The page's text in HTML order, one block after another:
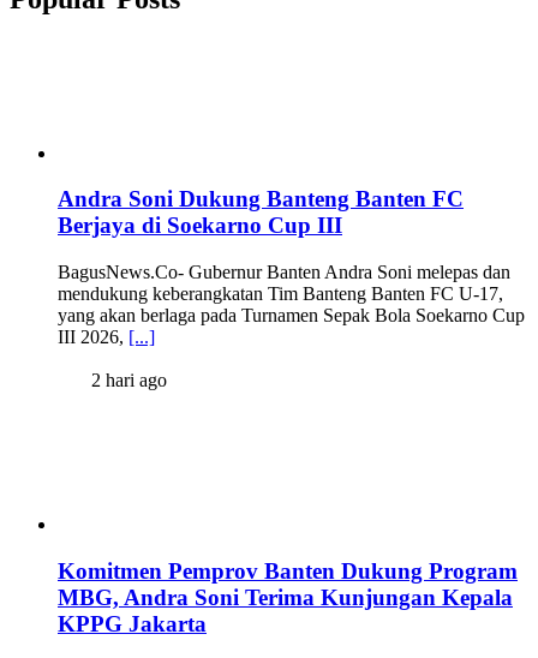
Andra Soni Dukung Banteng Banten FC
Berjaya di Soekarno Cup III
BagusNews.Co- Gubernur Banten Andra Soni melepas dan
mendukung keberangkatan Tim Banteng Banten FC U-17,
yang akan berlaga pada Turnamen Sepak Bola Soekarno Cup
III 2026, [...]
2 hari ago
Komitmen Pemprov Banten Dukung Program
MBG, Andra Soni Terima Kunjungan Kepala
KPPG Jakarta